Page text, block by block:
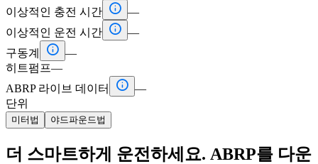
이상적인 충전 시간  —
이상적인 운전 시간  —
구동계
 —
히트펌프—
ABRP 라이브 데이터
 —
단위
미터법 야드파운드법
더 스마트하게 운전하세요. ABRP를 다운